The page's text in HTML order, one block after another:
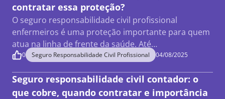
contratar essa proteção?
O seguro responsabilidade civil profissional
enfermeiros é uma proteção importante para quem
atua na linha de frente da saúde. Até…
0 Seguro Responsabilidade Civil Profissional 04/08/2025
Seguro responsabilidade civil contador: o
que cobre, quando contratar e importância